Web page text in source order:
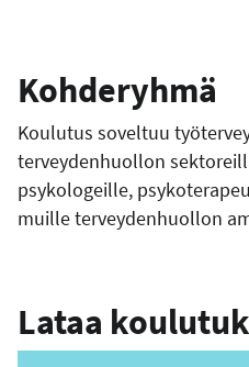
Kohderyhmä
Koulutus soveltuu
terveydenhuollon
psykologeille,
muille terveydenhuollon
Lataa